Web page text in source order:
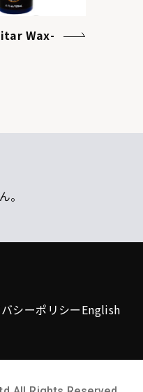
Wax-
。
シーポリシーEnglish